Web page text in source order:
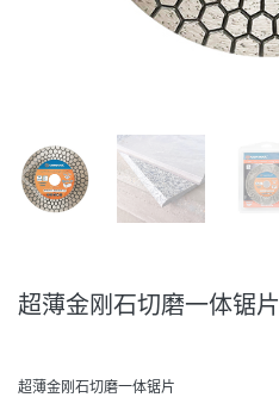
超薄金刚石切磨一体锯片
超薄金刚石切磨一体锯片